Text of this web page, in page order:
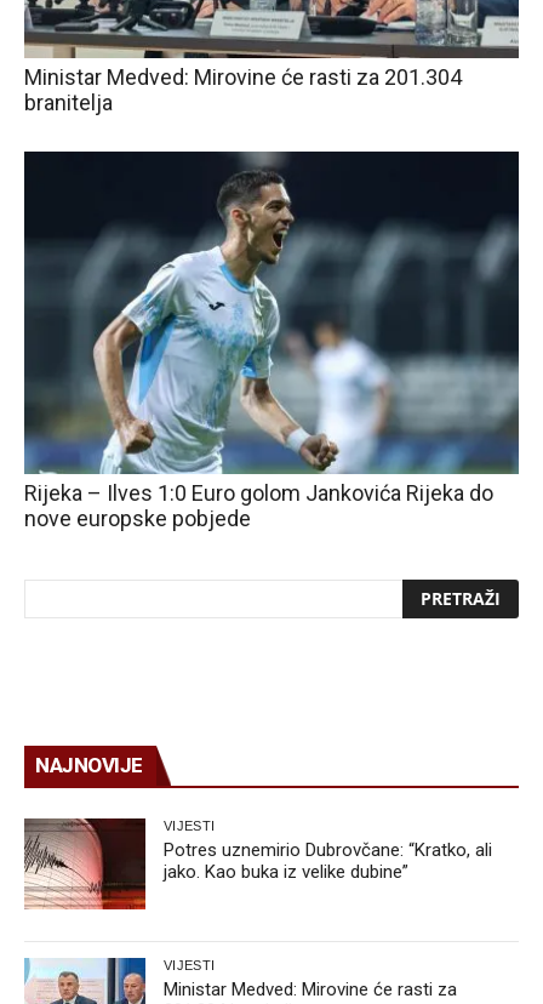
Ministar Medved: Mirovine će rasti za 201.304
branitelja
Rijeka – Ilves 1:0 Euro golom Jankovića Rijeka do
nove europske pobjede
NAJNOVIJE
VIJESTI
Potres uznemirio Dubrovčane: “Kratko, ali
jako. Kao buka iz velike dubine”
VIJESTI
Ministar Medved: Mirovine će rasti za